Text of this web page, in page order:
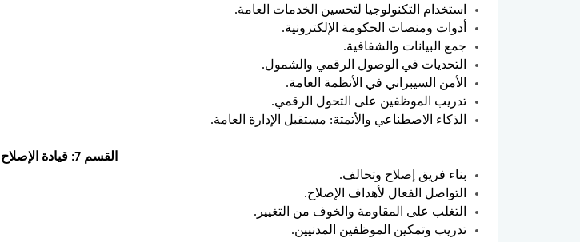
استخدام التكنولوجيا لتحسين الخدمات العامة.
أدوات ومنصات الحكومة الإلكترونية.
جمع البيانات والشفافية.
التحديات في الوصول الرقمي والشمول.
الأمن السيبراني في الأنظمة العامة.
تدريب الموظفين على التحول الرقمي.
الذكاء الاصطناعي والأتمتة: مستقبل الإدارة العامة.
القسم 7: قيادة الإصلاح وإدارة التغيير
بناء فريق إصلاح وتحالف.
التواصل الفعال لأهداف الإصلاح.
التغلب على المقاومة والخوف من التغيير.
تدريب وتمكين الموظفين المدنيين.